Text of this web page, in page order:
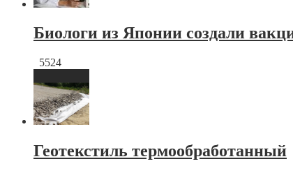
Биологи из Японии создали
5524
Геотекстиль термообработанный